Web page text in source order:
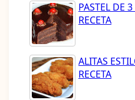
PASTEL DE
RECETA
ALITAS
RECETA